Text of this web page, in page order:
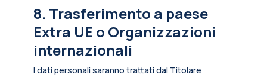
8. Trasferimento a paese
Extra UE o Organizzazioni
internazionali
I dati personali saranno trattati dal Titolare